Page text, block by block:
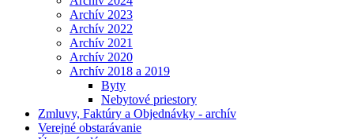
Archív 2023
Archív 2022
Archív 2021
Archív 2020
Archív 2018 a 2019
Byty
Nebytové priestory
Zmluvy, Faktúry a Objednávky - archív
Verejné obstarávanie